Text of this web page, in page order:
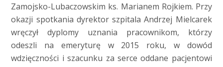
Zamojsko-Lubaczowskim ks. Marianem Rojkiem. Przy
okazji spotkania dyrektor szpitala Andrzej Mielcarek
wręczył dyplomy uznania pracownikom, którzy
odeszli na emeryturę w 2015 roku, w dowód
wdzięczności i szacunku za serce oddane pacjentowi